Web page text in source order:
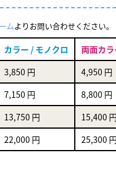
ムよりお問い合わせください。
カラー / モノクロ
両面カラ
3,850 円
4,950 円
7,150 円
8,800 円
13,750 円
15,400 円
22,000 円 25,300 円